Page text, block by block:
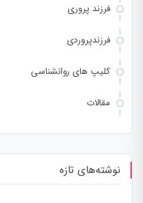
فرزند پروری
فرزندپروردی
کلیپ های روانشناسی
مقالات
نوشته‌های تازه